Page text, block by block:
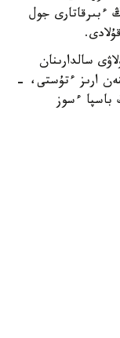
ولاردىڭ ءبىرقاتارى جول
سالدارىنان
يەسىنەن ارىز ءتۇستى، -
باسپا ءسوز